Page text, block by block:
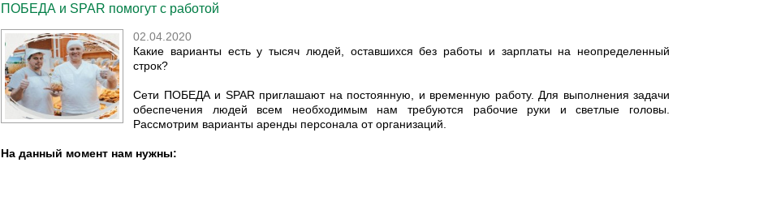
ПОБЕДА и SPAR помогут с работой
02.04.2020
Какие варианты есть у тысяч людей, оставшихся без работы и зарплаты на неопределенный
строк?
Сети ПОБЕДА и SPAR приглашают на постоянную, и временную работу. Для выполнения задачи
обеспечения людей всем необходимым нам требуются рабочие руки и светлые головы.
Рассмотрим варианты аренды персонала от организаций.
На данный момент нам нужны: